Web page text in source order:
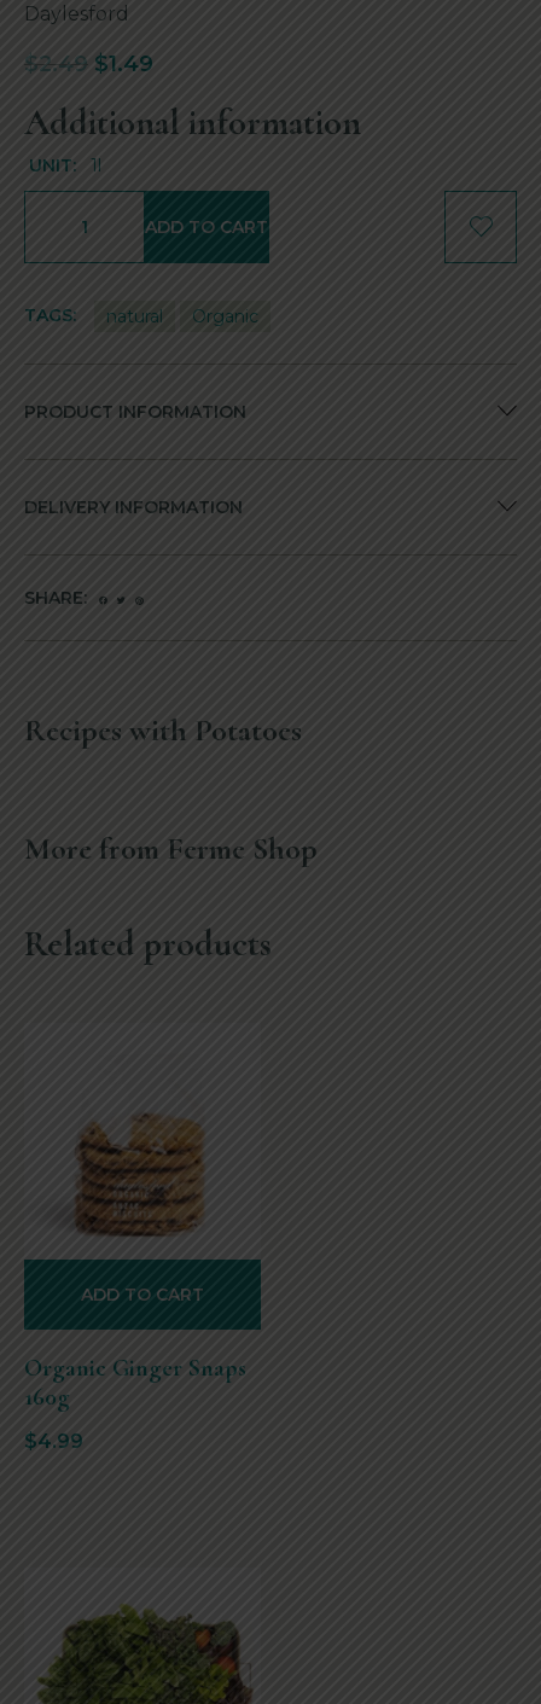
Daylesford
$2.49 $1.49
Additional information
UNIT: 1l
ADD TO CART
TAGS: natural Organic
PRODUCT INFORMATION
DELIVERY INFORMATION
SHARE:
Recipes with Potatoes
More from Ferme Shop
Related products
Organic Ginger Snaps
160g
$4.99
ADD TO CART